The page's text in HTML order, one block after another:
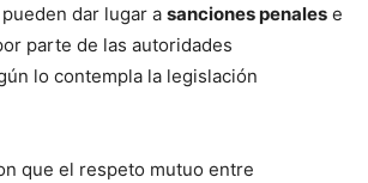
dar lugar a sanciones penales e
parte de las autoridades
lo contempla la legislación
que el respeto mutuo entre